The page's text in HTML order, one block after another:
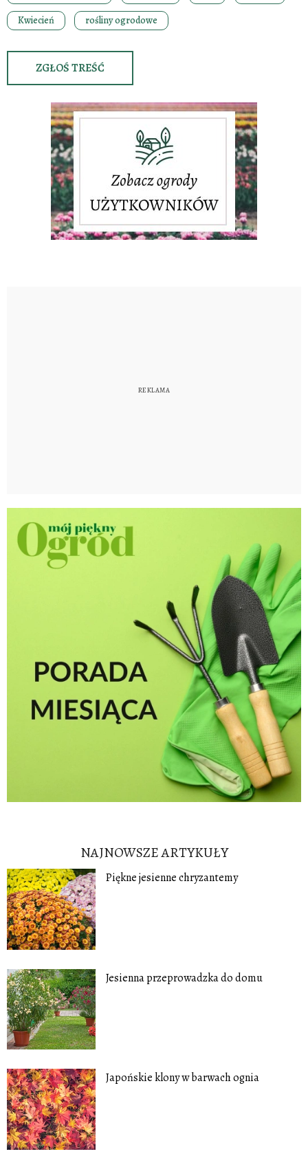
Kwiecień
rośliny ogrodowe
ZGŁOŚ TREŚĆ
NAJNOWSZE ARTYKUŁY
Piękne jesienne chryzantemy
Jesienna przeprowadzka do domu
Japońskie klony w barwach ognia